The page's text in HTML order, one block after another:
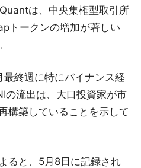
は、中央集権型取引所
トークンの増加が著しい
終週に特にバイナンス経
の流出は、大口投資家が市
構築していることを示して
ると、5月8日に記録され